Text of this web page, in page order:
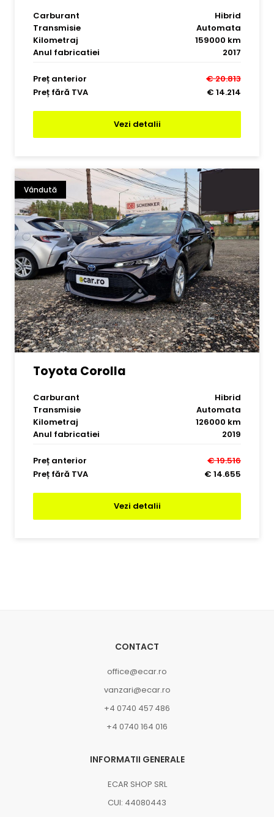
Carburant
Hibrid
Transmisie
Automata
Kilometraj
159000 km
Anul fabricatiei
2017
Preț anterior
€ 20.813
Preț fără TVA
€ 14.214
Vezi detalii
Vândută
Toyota Corolla
Carburant
Hibrid
Transmisie
Automata
Kilometraj
126000 km
Anul fabricatiei
2019
Preț anterior
€ 19.516
Preț fără TVA
€ 14.655
Vezi detalii
CONTACT
office@ecar.ro
vanzari@ecar.ro
+4 0740 457 486
+4 0740 164 016
INFORMATII GENERALE
ECAR SHOP SRL
CUI: 44080443